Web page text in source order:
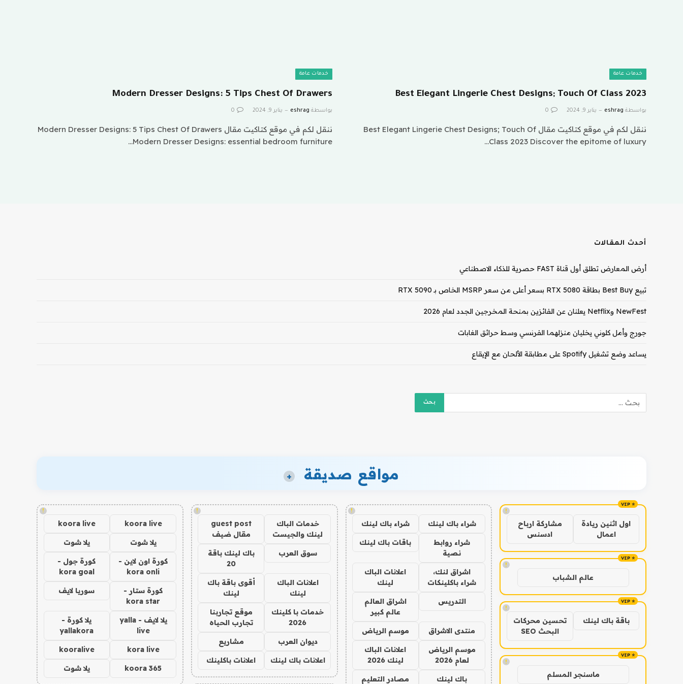
خدمات عامة
Best Elegant Lingerie Chest Designs; Touch Of Class 2023
بواسطة eshrag يناير 9, 2024 0
ننقل لكم في موقع كتاكيت مقال Best Elegant Lingerie Chest Designs; Touch Of
Class 2023 Discover the epitome of luxury…
خدمات عامة
Modern Dresser Designs: 5 Tips Chest Of Drawers
بواسطة eshrag يناير 9, 2024 0
ننقل لكم في موقع كتاكيت مقال Modern Dresser Designs: 5 Tips Chest Of Drawers
Modern Dresser Designs: essential bedroom furniture…
أحدث المقالات
أرض المعارض تطلق أول قناة FAST حصرية للذكاء الاصطناعي
تبيع Best Buy بطاقة RTX 5080 بسعر أعلى من سعر MSRP الخاص بـ RTX 5090
NewFest وNetflix يعلنان عن الفائزين بمنحة المخرجين الجدد لعام 2026
جورج وأمل كلوني يخليان منزلهما الفرنسي وسط حرائق الغابات
يساعد وضع تشغيل Spotify على مطابقة الألحان مع الإيقاع
مواقع صديقة +
!
اول اثنين ريادة
اعمال
مشاركة ارباح
ادسنس
!
عالم الشباب
!
باقة باك لينك
تحسين محركات
البحث SEO
!
ماسنجر المسلم
!
شراء باك لينك شراء باك لينك
شراء روابط
نصية
باقات باك لينك
اشراق لنك،
شراء باكلينكات
اعلانات الباك
لينك
التدريس
اشراق العالم
عالم كبير
منتدى الاشراق موسم الرياض
موسم الرياض
لعام 2026
اعلانات الباك
لينك 2026
باك لينك
مصادر التعليم
!
خدمات الباك
لينك والجيست
guest post
مقال ضيف
سوق العرب
باك لينك باقة
20
اعلانات الباك
لينك
أقوى باقة باك
لينك
خدمات با كلينك
2026
موقع تجاربنا
تجارب الحياه
ديوان العرب مشاريع
اعلانات باك لينك اعلانات باكلينك
!
koora live
koora live
يلا شوت يلا شوت
كورة اون لاين -
kora onli
كورة جول -
kora goal
كورة ستار -
kora star
سوريا لايف
يلا لايف - yalla
live
يلا كورة -
yallakora
kora live
kooralive
koora 365 يلا شوت